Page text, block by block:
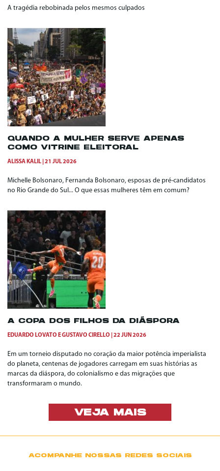
A tragédia rebobinada pelos mesmos culpados
QUANDO A MULHER SERVE APENAS
COMO VITRINE ELEITORAL
ALISSA KALIL 21 JUL 2026
Michelle Bolsonaro, Fernanda Bolsonaro, esposas de pré-candidatos
no Rio Grande do Sul... O que essas mulheres têm em comum?
A COPA DOS FILHOS DA DIÁSPORA
EDUARDO LOVATO EGUSTAVO CIRELLO 22 JUN 2026
Em um torneio disputado no coração da maior potência imperialista
do planeta, centenas de jogadores carregam em suas histórias as
marcas da diáspora, do colonialismo e das migrações que
transformaram o mundo.
VEJA MAIS
ACOMPANHE NOSSAS REDES SOCIAIS